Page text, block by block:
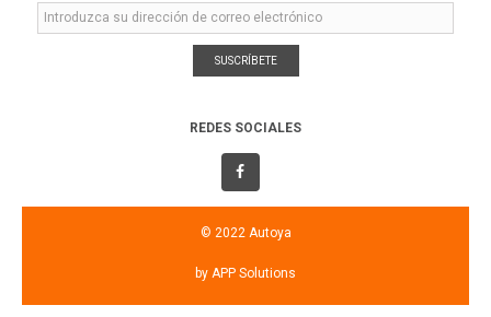
SUSCRÍBETE
REDES SOCIALES
© 2022 Autoya
by APP Solutions